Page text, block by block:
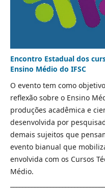
Encontro Estadual dos
Ensino Médio do IFSC
O evento tem como
reflexão sobre o Ensino
produções acadêmica e
desenvolvida por
demais sujeitos que
evento bianual que
envolvida com os Cursos
Médio.